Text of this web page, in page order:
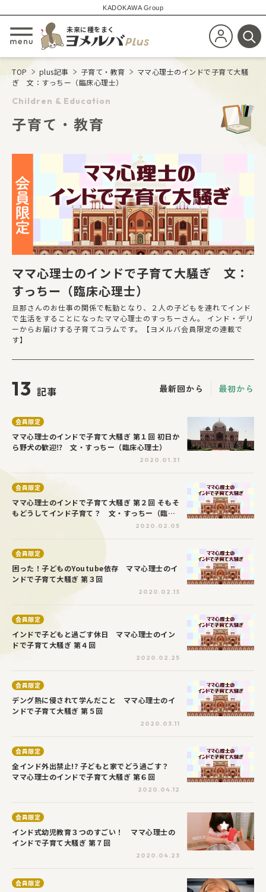
KADOKAWA Group
メニューを開閉する
未来に種をまく
新規会員登
検
TOP plus記事 子育て・教育
ママ心理士のインドで子育て大騒
ぎ 文：すっちー（臨床心理士）
Children & Education
子育て・教育
ママ心理士のインドで子育て大騒ぎ 文：
すっちー（臨床心理士）
旦那さんのお仕事の関係で転勤となり、２人の子どもを連れてインド
で生活をすることになったママ心理士のすっちーさん。 インド・デリ
ーからお届けする子育てコラムです。【ヨメルバ会員限定の連載で
す】
13 記事 最新回から 最初から
会員限定
ママ心理士のインドで子育て大騒ぎ 第１回 初日か
ら野犬の歓迎⁉ 文・すっちー（臨床心理士）
2020.01.31
会員限定
ママ心理士のインドで子育て大騒ぎ 第２回 そもそ
もどうしてインド子育て？ 文・すっちー（臨床
2020.02.05
会員限定
困った！子どものYoutube依存 ママ心理士のイ
ンドで子育て大騒ぎ 第３回
2020.02.13
会員限定
インドで子どもと過ごす休日 ママ心理士のイン
ドで子育て大騒ぎ 第４回
2020.02.25
会員限定
デング熱に侵されて学んだこと ママ心理士のイ
ンドで子育て大騒ぎ 第５回
2020.03.11
会員限定
全インド外出禁止!? 子どもと家でどう過ごす？
ママ心理士のインドで子育て大騒ぎ 第６回
2020.04.12
会員限定
インド式幼児教育３つのすごい！ ママ心理士の
インドで子育て大騒ぎ 第７回
2020.04.23
会員限定